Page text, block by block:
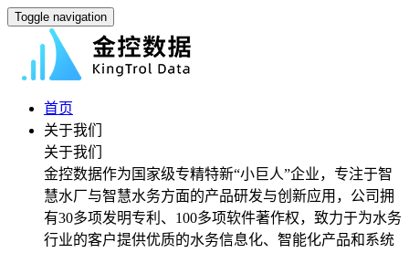
Toggle navigation
首页
关于我们
关于我们
金控数据作为国家级专精特新“小巨人”企业，专注于智
慧水厂与智慧水务方面的产品研发与创新应用，公司拥
有30多项发明专利、100多项软件著作权，致力于为水务
行业的客户提供优质的水务信息化、智能化产品和系统